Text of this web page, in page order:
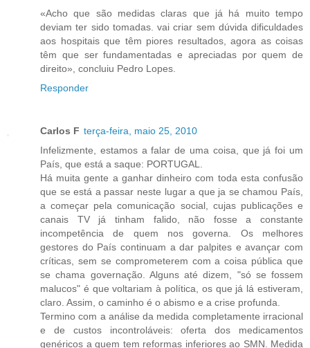
«Acho que são medidas claras que já há muito tempo
deviam ter sido tomadas. vai criar sem dúvida dificuldades
aos hospitais que têm piores resultados, agora as coisas
têm que ser fundamentadas e apreciadas por quem de
direito», concluiu Pedro Lopes.
Responder
Carlos F terça-feira, maio 25, 2010
Infelizmente, estamos a falar de uma coisa, que já foi um
País, que está a saque: PORTUGAL.
Há muita gente a ganhar dinheiro com toda esta confusão
que se está a passar neste lugar a que ja se chamou País,
a começar pela comunicação social, cujas publicações e
canais TV já tinham falido, não fosse a constante
incompetência de quem nos governa. Os melhores
gestores do País continuam a dar palpites e avançar com
críticas, sem se comprometerem com a coisa pública que
se chama governação. Alguns até dizem, "só se fossem
malucos" é que voltariam à política, os que já lá estiveram,
claro. Assim, o caminho é o abismo e a crise profunda.
Termino com a análise da medida completamente irracional
e de custos incontroláveis: oferta dos medicamentos
genéricos a quem tem reformas inferiores ao SMN. Medida